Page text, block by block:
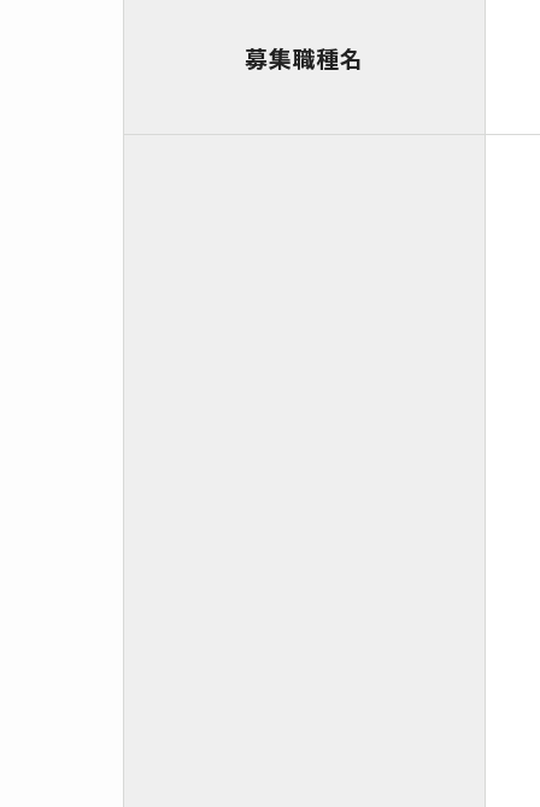
募集職種名